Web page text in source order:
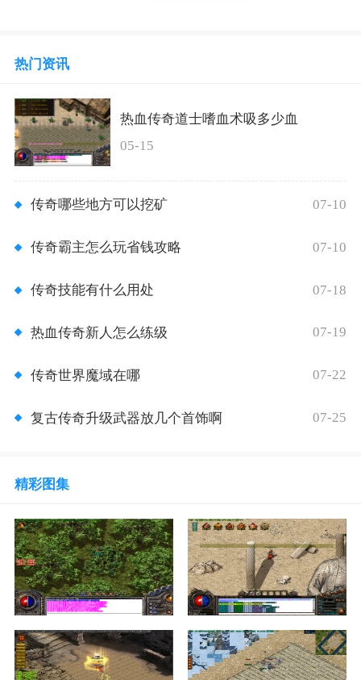
热门资讯
热血传奇道士嗜血术吸多少血
05-15
传奇哪些地方可以挖矿 07-10
传奇霸主怎么玩省钱攻略 07-10
传奇技能有什么用处 07-18
热血传奇新人怎么练级 07-19
传奇世界魔域在哪 07-22
复古传奇升级武器放几个首饰啊 07-25
精彩图集